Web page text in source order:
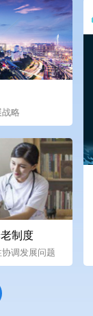
略
制度
调发展问题